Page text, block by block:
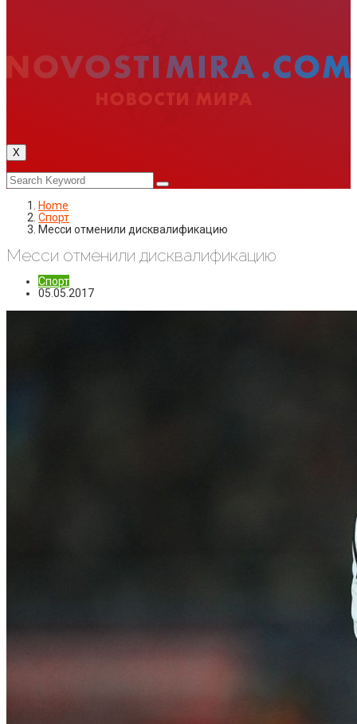
X
Home
Спорт
Месси отменили дисквалификацию
Месси отменили дисквалификацию
Спорт
05.05.2017